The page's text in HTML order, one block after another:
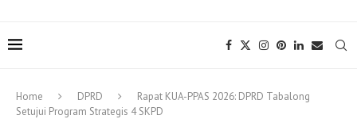
Home DPRD
Rapat KUA-PPAS 2026: DPRD Tabalong
Setujui Program Strategis 4 SKPD